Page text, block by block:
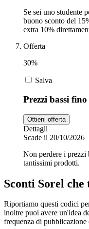
Se sei uno studente
buono sconto del
extra 10%
Offerta
30%
Salva
Prezzi bassi
Ottieni offerta
Dettagli
Scade il 20/10/2026
Non perdere i prezzi
tantissimi prodotti.
Sconti Sorel che
Riportiamo questi codici
inoltre puoi avere un'idea
frequenza di pubblicazione